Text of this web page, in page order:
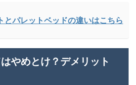
とパレットベッドの違いはこちら
やめとけ？デメリット